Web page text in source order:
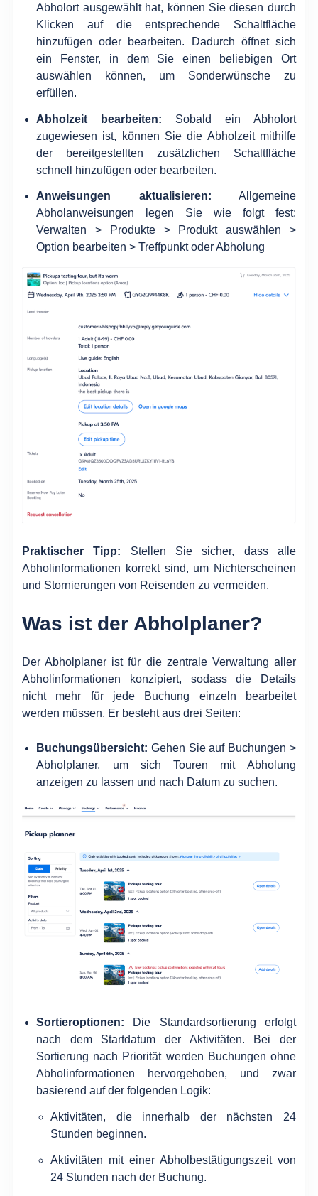
Abholort ausgewählt hat, können Sie diesen durch
Klicken auf die entsprechende Schaltfläche
hinzufügen oder bearbeiten. Dadurch öffnet sich
ein Fenster, in dem Sie einen beliebigen Ort
auswählen können, um Sonderwünsche zu
erfüllen.
Abholzeit bearbeiten: Sobald ein Abholort
zugewiesen ist, können Sie die Abholzeit mithilfe
der bereitgestellten zusätzlichen Schaltfläche
schnell hinzufügen oder bearbeiten.
Anweisungen aktualisieren: Allgemeine
Abholanweisungen legen Sie wie folgt fest:
Verwalten > Produkte > Produkt auswählen >
Option bearbeiten > Treffpunkt oder Abholung
Praktischer Tipp: Stellen Sie sicher, dass alle
Abholinformationen korrekt sind, um Nichterscheinen
und Stornierungen von Reisenden zu vermeiden.
Was ist der Abholplaner?
Der Abholplaner ist für die zentrale Verwaltung aller
Abholinformationen konzipiert, sodass die Details
nicht mehr für jede Buchung einzeln bearbeitet
werden müssen. Er besteht aus drei Seiten:
Buchungsübersicht: Gehen Sie auf Buchungen >
Abholplaner, um sich Touren mit Abholung
anzeigen zu lassen und nach Datum zu suchen.
Sortieroptionen: Die Standardsortierung erfolgt
nach dem Startdatum der Aktivitäten. Bei der
Sortierung nach Priorität werden Buchungen ohne
Abholinformationen hervorgehoben, und zwar
basierend auf der folgenden Logik:
Aktivitäten, die innerhalb der nächsten 24
Stunden beginnen.
Aktivitäten mit einer Abholbestätigungszeit von
24 Stunden nach der Buchung.